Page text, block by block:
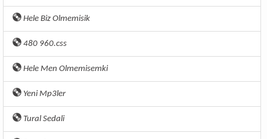
Hele Biz Olmemisik
480 960.css
Hele Men Olmemisemki
Yeni Mp3ler
Tural Sedali